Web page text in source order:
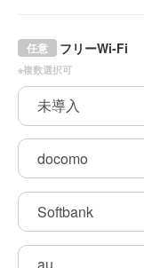
フリーWi-Fi
任意
※複数選択可
未導入
docomo
Softbank